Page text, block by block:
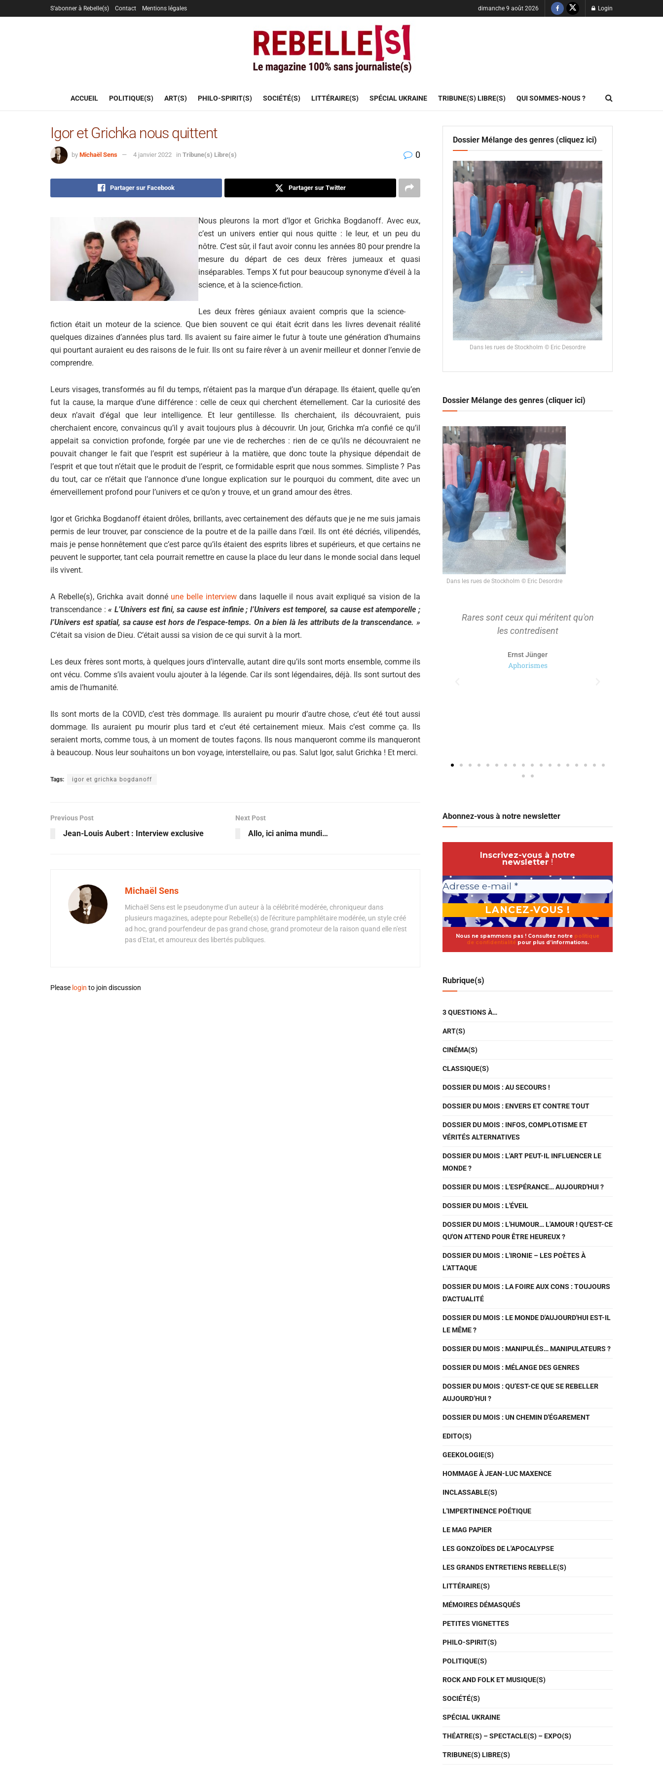
S’abonner à Rebelle(s) Contact Mentions légales dimanche 9 août 2026 Login
ACCUEIL POLITIQUE(S) ART(S) PHILO-SPIRIT(S) SOCIÉTÉ(S) LITTÉRAIRE(S) SPÉCIAL UKRAINE TRIBUNE(S) LIBRE(S) QUI SOMMES-NOUS ?
Igor et Grichka nous quittent
by Michaël Sens 4 janvier 2022 in Tribune(s) Libre(s) 0
Partager sur Facebook Partager sur Twitter
Nous pleurons la mort d’Igor et Grichka Bogdanoff. Avec eux,
c’est un univers entier qui nous quitte : le leur, et un peu du
nôtre. C’est sûr, il faut avoir connu les années 80 pour prendre la
mesure du départ de ces deux frères jumeaux et quasi
inséparables. Temps X fut pour beaucoup synonyme d’éveil à la
science, et à la science-fiction.
Les deux frères géniaux avaient compris que la science-
fiction était un moteur de la science. Que bien souvent ce qui était écrit dans les livres devenait réalité
quelques dizaines d’années plus tard. Ils avaient su faire aimer le futur à toute une génération d’humains
qui pourtant auraient eu des raisons de le fuir. Ils ont su faire rêver à un avenir meilleur et donner l’envie de
comprendre.
Leurs visages, transformés au fil du temps, n’étaient pas la marque d’un dérapage. Ils étaient, quelle qu’en
fut la cause, la marque d’une différence : celle de ceux qui cherchent éternellement. Car la curiosité des
deux n’avait d’égal que leur intelligence. Et leur gentillesse. Ils cherchaient, ils découvraient, puis
cherchaient encore, convaincus qu’il y avait toujours plus à découvrir. Un jour, Grichka m’a confié ce qu’il
appelait sa conviction profonde, forgée par une vie de recherches : rien de ce qu’ils ne découvraient ne
pouvait changer le fait que l’esprit est supérieur à la matière, que donc toute la physique dépendait de
l’esprit et que tout n’était que le produit de l’esprit, ce formidable esprit que nous sommes. Simpliste ? Pas
du tout, car ce n’était que l’annonce d’une longue explication sur le pourquoi du comment, dite avec un
émerveillement profond pour l’univers et ce qu’on y trouve, et un grand amour des êtres.
Igor et Grichka Bogdanoff étaient drôles, brillants, avec certainement des défauts que je ne me suis jamais
permis de leur trouver, par conscience de la poutre et de la paille dans l’œil. Ils ont été décriés, vilipendés,
mais je pense honnêtement que c’est parce qu’ils étaient des esprits libres et supérieurs, et que certains ne
peuvent le supporter, tant cela pourrait remettre en cause la place du leur dans le monde social dans lequel
ils vivent.
A Rebelle(s), Grichka avait donné une belle interviewdans laquelle il nous avait expliqué sa vision de la
transcendance :« L’Univers est fini, sa cause est infinie ; l’Univers est temporel, sa cause est atemporelle ;
l’Univers est spatial, sa cause est hors de l’espace-temps. On a bien là les attributs de la transcendance. »
C’était sa vision de Dieu. C’était aussi sa vision de ce qui survit à la mort.
Les deux frères sont morts, à quelques jours d’intervalle, autant dire qu’ils sont morts ensemble, comme ils
ont vécu. Comme s’ils avaient voulu ajouter à la légende. Car ils sont légendaires, déjà. Ils sont surtout des
amis de l’humanité.
Ils sont morts de la COVID, c’est très dommage. Ils auraient pu mourir d’autre chose, c’eut été tout aussi
dommage. Ils auraient pu mourir plus tard et c’eut été certainement mieux. Mais c’est comme ça. Ils
seraient morts, comme tous, à un moment de toutes façons. Ils nous manqueront comme ils manqueront
à beaucoup. Nous leur souhaitons un bon voyage, interstellaire, ou pas. Salut Igor, salut Grichka ! Et merci.
Tags: igor et grichka bogdanoff
Previous Post
Jean-Louis Aubert : Interview exclusive
Next Post
Allo, ici anima mundi…
Michaël Sens
Michaël Sens est le pseudonyme d'un auteur à la célébrité modérée, chroniqueur dans
plusieurs magazines, adepte pour Rebelle(s) de l'écriture pamphlétaire modérée, un style créé
ad hoc, grand pourfendeur de pas grand chose, grand promoteur de la raison quand elle n'est
pas d'Etat, et amoureux des libertés publiques.
Please login to join discussion
Dossier Mélange des genres (cliquez ici)
Dans les rues de Stockholm © Eric Desordre
Dossier Mélange des genres (cliquer ici)
Dans les rues de Stockholm © Eric Desordre
Si tu veux arrêter de faire ce que tu
Alejandro Jodorowsky
Rares sont ceux qui méritent qu'on
les contredisent
Ernst Jünger
Aphorismes
Abonnez-vous à notre newsletter
Inscrivez-vous à notre
newsletter !
Nous ne spammons pas ! Consultez notre politique
de confidentialité pour plus d’informations.
Rubrique(s)
3 QUESTIONS À…
ART(S)
CINÉMA(S)
CLASSIQUE(S)
DOSSIER DU MOIS : AU SECOURS !
DOSSIER DU MOIS : ENVERS ET CONTRE TOUT
DOSSIER DU MOIS : INFOS, COMPLOTISME ET
VÉRITÉS ALTERNATIVES
DOSSIER DU MOIS : L'ART PEUT-IL INFLUENCER LE
MONDE ?
DOSSIER DU MOIS : L'ESPÉRANCE… AUJOURD'HUI ?
DOSSIER DU MOIS : L'ÉVEIL
DOSSIER DU MOIS : L'HUMOUR… L'AMOUR ! QU'EST-CE
QU'ON ATTEND POUR ÊTRE HEUREUX ?
DOSSIER DU MOIS : L'IRONIE – LES POÈTES À
L'ATTAQUE
DOSSIER DU MOIS : LA FOIRE AUX CONS : TOUJOURS
D'ACTUALITÉ
DOSSIER DU MOIS : LE MONDE D'AUJOURD'HUI EST-IL
LE MÊME ?
DOSSIER DU MOIS : MANIPULÉS… MANIPULATEURS ?
DOSSIER DU MOIS : MÉLANGE DES GENRES
DOSSIER DU MOIS : QU’EST-CE QUE SE REBELLER
AUJOURD’HUI ?
DOSSIER DU MOIS : UN CHEMIN D'ÉGAREMENT
EDITO(S)
GEEKOLOGIE(S)
HOMMAGE À JEAN-LUC MAXENCE
INCLASSABLE(S)
L'IMPERTINENCE POÉTIQUE
LE MAG PAPIER
LES GONZOÏDES DE L'APOCALYPSE
LES GRANDS ENTRETIENS REBELLE(S)
LITTÉRAIRE(S)
MÉMOIRES DÉMASQUÉS
PETITES VIGNETTES
PHILO-SPIRIT(S)
POLITIQUE(S)
ROCK AND FOLK ET MUSIQUE(S)
SOCIÉTÉ(S)
SPÉCIAL UKRAINE
THÉATRE(S) – SPECTACLE(S) – EXPO(S)
TRIBUNE(S) LIBRE(S)